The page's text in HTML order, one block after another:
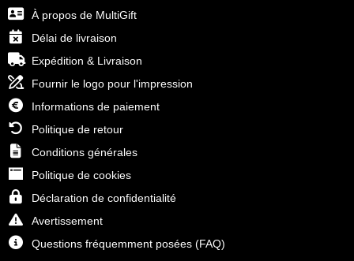
À propos de MultiGift
Délai de livraison
Expédition & Livraison
Fournir le logo pour l'impression
Informations de paiement
Politique de retour
Conditions générales
Politique de cookies
Déclaration de confidentialité
Avertissement
Questions fréquemment posées (FAQ)